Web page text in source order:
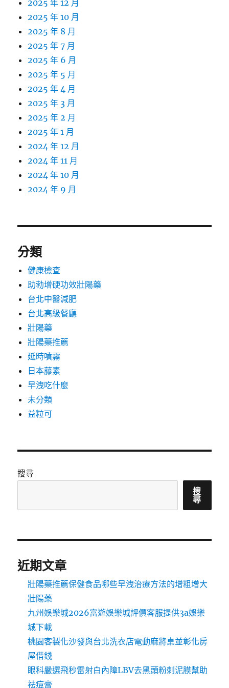
2025 年 12 月
2025 年 10 月
2025 年 8 月
2025 年 7 月
2025 年 6 月
2025 年 5 月
2025 年 4 月
2025 年 3 月
2025 年 2 月
2025 年 1 月
2024 年 12 月
2024 年 11 月
2024 年 10 月
2024 年 9 月
分類
健康檢查
助勃增硬功效壯陽藥
台北中醫減肥
台北高級餐廳
壯陽藥
壯陽藥推薦
延時噴霧
日本藤素
早洩吃什麼
未分類
益粒可
搜尋
搜
尋
近期文章
壯陽藥推薦保健食品哪些早洩治療方法的增粗增大
壯陽藥
九州娛樂城2026富遊娛樂城評價客服提供3a娛樂
城下載
桃園客製化沙發與台北洗衣店電動麻將桌並彰化房
屋借錢
眼科嚴選飛秒雷射白內障LBV去黑頭粉刺泥膜幫助
祛痘膏